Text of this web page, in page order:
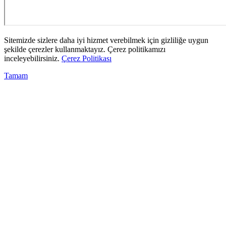
Sitemizde sizlere daha iyi hizmet verebilmek için gizliliğe uygun
şekilde çerezler kullanmaktayız. Çerez politikamızı
inceleyebilirsiniz. Çerez Politikası
Tamam